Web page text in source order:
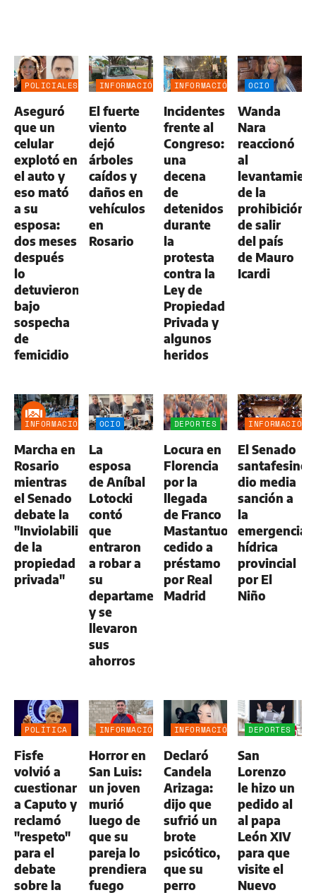
POLICIALES
Aseguró
que un
celular
explotó en
el auto y
eso mató
a su
esposa:
dos meses
después
lo
detuvieron
bajo
sospecha
de
femicidio
INFORMACIÓN
El fuerte
viento
dejó
árboles
caídos y
daños en
vehículos
en
Rosario
INFORMACIÓN
Incidentes
frente al
Congreso:
una
decena
de
detenidos
durante
la
protesta
contra la
Ley de
Propiedad
Privada y
algunos
heridos
OCIO
Wanda
Nara
reaccionó
al
de la
prohibición
de salir
del país
de Mauro
Icardi
INFORMACIÓN
Marcha en
Rosario
mientras
el Senado
debate la
"Inviolabilidad
de la
propiedad
privada"
OCIO
La
esposa
de Aníbal
Lotocki
contó
que
entraron
a robar a
su
departamento
y se
llevaron
sus
ahorros
DEPORTES
Locura en
Florencia
por la
llegada
de Franco
Mastantuono,
cedido a
préstamo
por Real
Madrid
INFORMACIÓN
El Senado
santafesino
dio media
sanción a
la
emergencia
hídrica
provincial
por El
Niño
POLÍTICA
Fisfe
volvió a
cuestionar
a Caputo y
reclamó
"respeto"
para el
debate
sobre la
INFORMACIÓN
Horror en
San Luis:
un joven
murió
luego de
que su
pareja lo
prendiera
fuego
INFORMACIÓN
Declaró
Candela
Arizaga:
dijo que
sufrió un
brote
psicótico,
que su
perro
DEPORTES
San
Lorenzo
le hizo un
pedido al
al papa
León XIV
para que
visite el
Nuevo